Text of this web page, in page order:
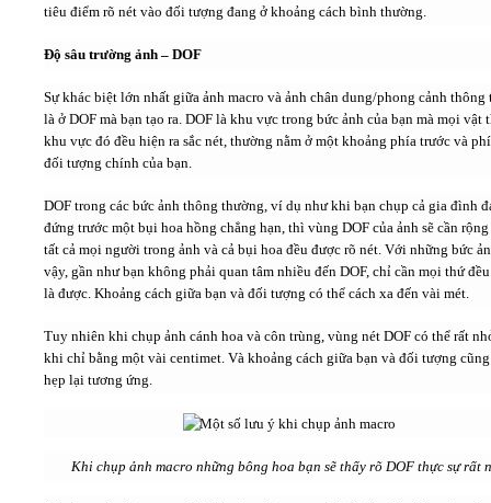
tiêu điểm rõ nét vào đối tượng đang ở khoảng cách bình thường.
Độ sâu trường ảnh – DOF
Sự khác biệt lớn nhất giữa ảnh macro và ảnh chân dung/phong cảnh thông
là ở DOF mà bạn tạo ra. DOF là khu vực trong bức ảnh của bạn mà mọi vật
khu vực đó đều hiện ra sắc nét, thường nằm ở một khoảng phía trước và
đối tượng chính của bạn.
DOF trong các bức ảnh thông thường, ví dụ như khi bạn chụp cả gia đình
đứng trước một bụi hoa hồng chẳng hạn, thì vùng DOF của ảnh sẽ cần
tất cả mọi người trong ảnh và cả bụi hoa đều được rõ nét. Với những bức
vậy, gần như bạn không phải quan tâm nhiều đến DOF, chỉ cần mọi thứ đều
là được. Khoảng cách giữa bạn và đối tượng có thể cách xa đến vài mét.
Tuy nhiên khi chụp ảnh cánh hoa và côn trùng, vùng nét DOF có thể rất
khi chỉ bằng một vài centimet. Và khoảng cách giữa bạn và đối tượng
hẹp lại tương ứng.
Khi chụp ảnh macro những bông hoa bạn sẽ thấy rõ DOF thực sự rất